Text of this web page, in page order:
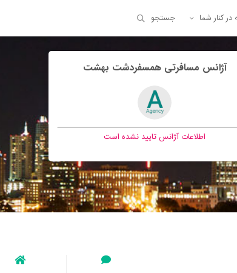
کنار شما جستجو
آژانس مسافرتی همسفردشت بهشت
اطلاعات آژانس تایید نشده است